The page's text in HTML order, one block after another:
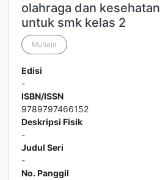
olahraga dan kesehatan
untuk smk kelas 2
Muhajir
Edisi
-
ISBN/ISSN
9789797466152
Deskripsi Fisik
-
Judul Seri
-
No. Panggil